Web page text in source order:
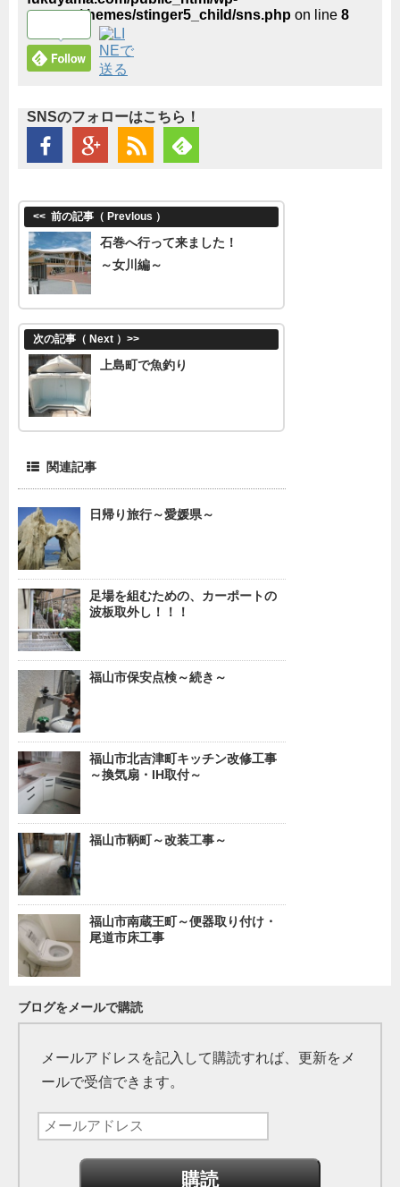
content/themes/stinger5_child/sns.php on line 8
SNSのフォローはこちら！
<< 前の記事（ Prevlous ）
石巻へ行って来ました！
～女川編～
次の記事（ Next ） >>
上島町で魚釣り
関連記事
日帰り旅行～愛媛県～
足場を組むための、カーポートの
波板取外し！！！
福山市保安点検～続き～
福山市北吉津町キッチン改修工事
～換気扇・IH取付～
福山市鞆町～改装工事～
福山市南蔵王町～便器取り付け・
尾道市床工事
ブログをメールで購読
メールアドレスを記入して購読すれば、更新をメ
ールで受信できます。